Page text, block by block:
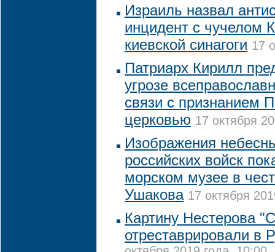
Израиль назвал
инцидент с чучелом
киевской синагоги 17
Патриарх Кирилл
угрозе
связи с признанием
церковью 17 октября
Изображения
российских войск
морском музее в
Ушакова 17 октября
Картину Нестерова
отреставрировали в